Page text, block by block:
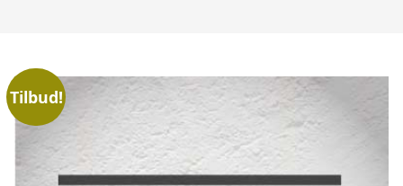
Tilbud!